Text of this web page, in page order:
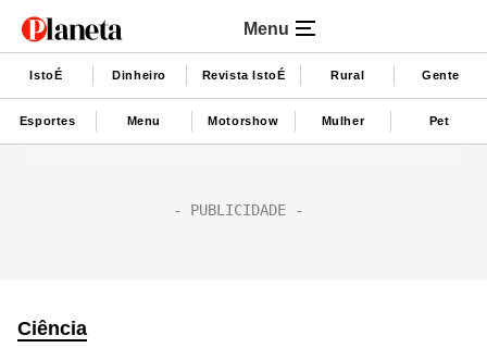
Menu
IstoÉ Dinheiro Revista IstoÉ Rural Gente
Esportes Menu Motorshow Mulher Pet
Ciência